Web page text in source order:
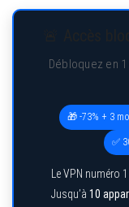
Débloquez en
🎁 -73% + 3
✅
Le VPN numéro
Jusqu’à 10